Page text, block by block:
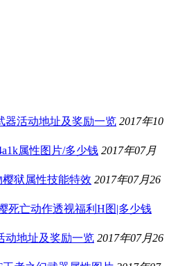
器活动地址及奖励一览 2017年10
属性图片/多少钱 2017年07月
狱属性技能特效 2017年07月26
死亡动作透视福利H图|多少钱
动地址及奖励一览 2017年07月26